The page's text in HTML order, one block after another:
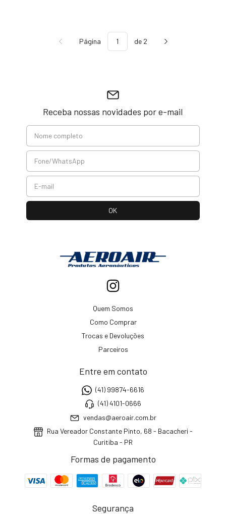
Página de 2
Receba nossas novidades por e-mail
Quem Somos
Como Comprar
Trocas e Devoluções
Parceiros
Entre em contato
(41) 99874-6616
(41) 4101-0666
vendas@aeroair.com.br
Rua Vereador Constante Pinto, 68 - Bacacheri -
Curitiba - PR
Formas de pagamento
Segurança